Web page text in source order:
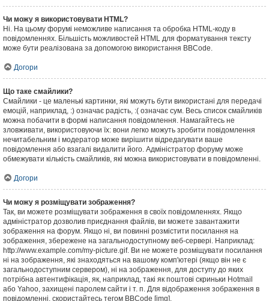
Чи можу я використовувати HTML?
Ні. На цьому форумі неможливе написання та обробка HTML-коду в
повідомленнях. Більшість можливостей HTML для форматування тексту
може бути реалізована за допомогою використання BBCode.
Догори
Що таке смайлики?
Смайлики - це маленькі картинки, які можуть бути використані для передачі
емоцій, наприклад, :) означає радість, :( означає сум. Весь список смайликів
можна побачити в формі написання повідомлення. Намагайтесь не
зловживати, використовуючи їх: вони легко можуть зробити повідомлення
нечитабельним і модератор може вирішити відредагувати ваше
повідомлення або взагалі видалити його. Адміністратор форуму може
обмежувати кількість смайликів, які можна використовувати в повідомленні.
Догори
Чи можу я розміщувати зображення?
Так, ви можете розміщувати зображення в своїх повідомленнях. Якщо
адміністратор дозволив приєднання файлів, ви можете завантажити
зображення на форум. Якщо ні, ви повинні розмістити посилання на
зображення, збережене на загальнодоступному веб-сервері. Наприклад:
http://www.example.com/my-picture.gif. Ви не можете розміщувати посилання
ні на зображення, які знаходяться на вашому комп'ютері (якщо він не є
загальнодоступним сервером), ні на зображення, для доступу до яких
потрібна автентифікація, як, наприклад, такі як поштові скриньки Hotmail
або Yahoo, захищені паролем сайти і т. п. Для відображення зображення в
повідомленні, скористайтесь тегом BBCode [img].